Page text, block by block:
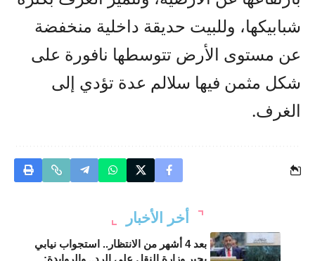
شبابيكها، وللبيت حديقة داخلية منخفضة
عن مستوى الأرض تتوسطها نافورة على
شكل مثمن فيها سلالم عدة تؤدي إلى
الغرف.
أخر الأخبار
بعد 4 أشهر من الانتظار.. استجواب نيابي
يجبر وزارة النقل على الرد.. والروابدة: